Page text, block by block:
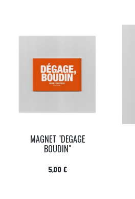
MAGNET "DEGAGE
BOUDIN"
Prix
5,00 €